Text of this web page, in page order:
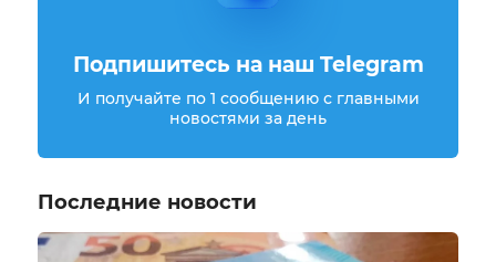
Подпишитесь на наш Telegram
И получайте по 1 сообщению с главными
новостями за день
Последние новости